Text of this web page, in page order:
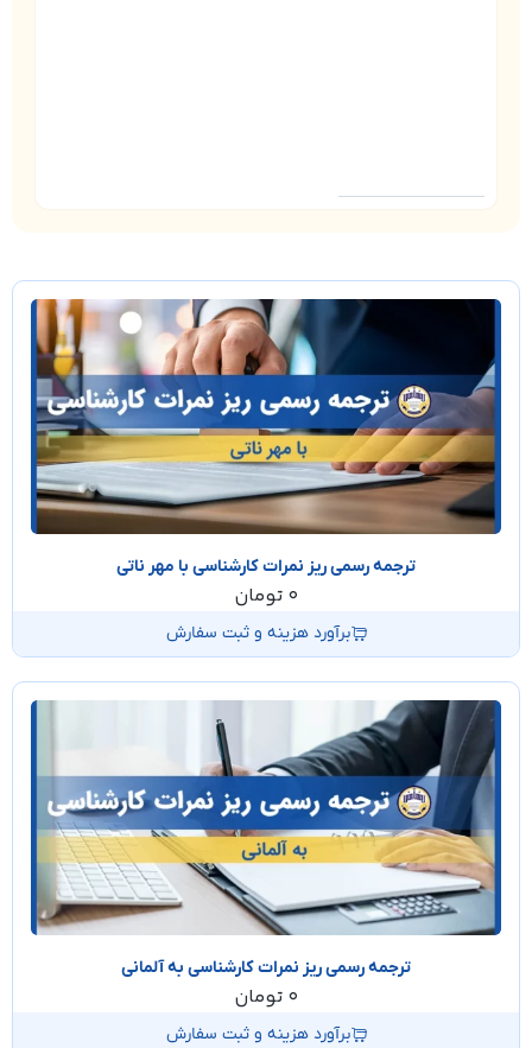
ترجمه رسمی ریز نمرات کارشناسی با مهر ناتی
0 تومان
برآورد هزینه و ثبت سفارش
ترجمه رسمی ریز نمرات کارشناسی به آلمانی
0 تومان
برآورد هزینه و ثبت سفارش